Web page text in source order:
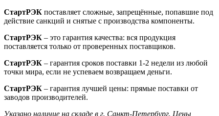
СтартРЭК поставляет сложные, запрещённые, попавшие под
действие санкций и снятые с производства компоненты.
СтартРЭК – это гарантия качества: вся продукция
поставляется только от проверенных поставщиков.
СтартРЭК – гарантия сроков поставки 1-2 недели из любой
точки мира, если не успеваем возвращаем деньги.
СтартРЭК – гарантия лучшей цены: прямые поставки от
заводов производителей.
Указано наличие на складе в г. Санкт-Петербург. Цены